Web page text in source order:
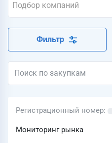
Подбор компаний
Фильтр
Регистрационный номер
Мониторинг рынка